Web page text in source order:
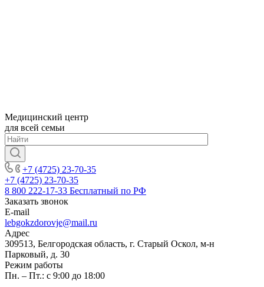
Медицинский центр
для всей семьи
+7 (4725) 23-70-35
+7 (4725) 23-70-35
8 800 222-17-33 Бесплатный по РФ
Заказать звонок
E-mail
lebgokzdorovje@mail.ru
Адрес
309513, Белгородская область, г. Старый Оскол, м-н
Парковый, д. 30
Режим работы
Пн. – Пт.: с 9:00 до 18:00